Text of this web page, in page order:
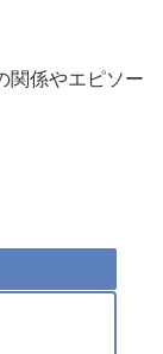
関係やエピソー